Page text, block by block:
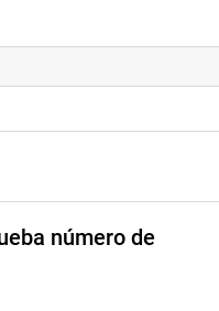
Waldemar Cerrón
en el Proyecto de
en el departamento de
en los proyectos de
Día de Acción de Gracias
número de